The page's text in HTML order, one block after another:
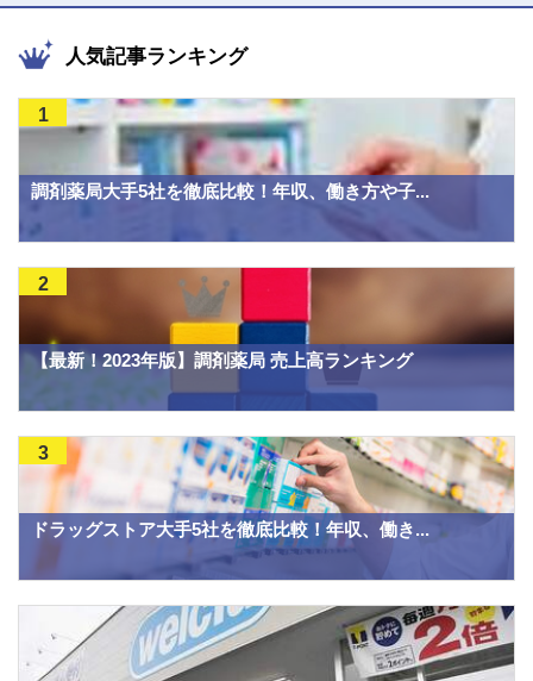
人気記事ランキング
調剤薬局大手5社を徹底比較！年収、働き方や子...
1
【最新！2023年版】調剤薬局 売上高ランキング
2
ドラッグストア大手5社を徹底比較！年収、働き...
3